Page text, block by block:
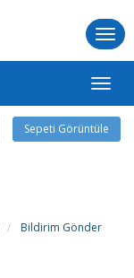
Sepeti Görüntüle
Bildirim Gönder